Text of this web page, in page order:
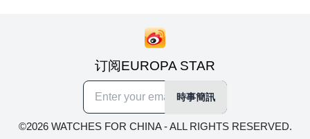
订阅EUROPA STAR
時事簡訊
©2026 WATCHES FOR CHINA - ALL RIGHTS RESERVED.